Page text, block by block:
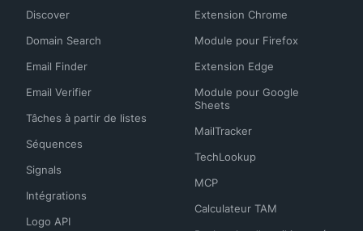
Discover
Domain Search
Email Finder
Email Verifier
Tâches à partir de listes
Séquences
Signals
Intégrations
Logo API
Extension Chrome
Module pour Firefox
Extension Edge
Module pour Google
Sheets
MailTracker
TechLookup
MCP
Calculateur TAM